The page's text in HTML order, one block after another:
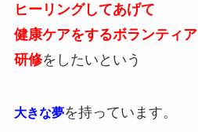
ヒーリングしてあげて
健康ケアをするボランティア
研修をしたいという
大きな夢を持っています。